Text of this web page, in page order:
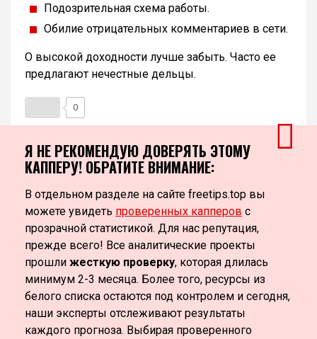
Подозрительная схема работы.
Обилие отрицательных комментариев в сети.
О высокой доходности лучше забыть. Часто ее
предлагают нечестные дельцы.
0
Я НЕ РЕКОМЕНДУЮ ДОВЕРЯТЬ ЭТОМУ
КАППЕРУ! ОБРАТИТЕ ВНИМАНИЕ:
В отдельном разделе на сайте freetips.top вы
можете увидеть проверенных капперов с
прозрачной статистикой. Для нас репутация,
прежде всего! Все аналитические проекты
прошли жесткую проверку, которая длилась
минимум 2-3 месяца. Более того, ресурсы из
белого списка остаются под контролем и сегодня,
наши эксперты отслеживают результаты
каждого прогноза. Выбирая проверенного